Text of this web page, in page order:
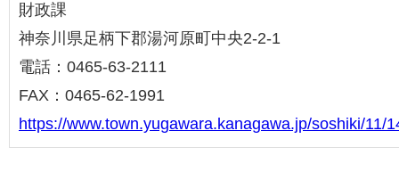
財政課
神奈川県足柄下郡湯河原町中央2-2-1
電話：0465-63-2111
FAX：0465-62-1991
https://www.town.yugawara.kanagawa.jp/soshiki/11/